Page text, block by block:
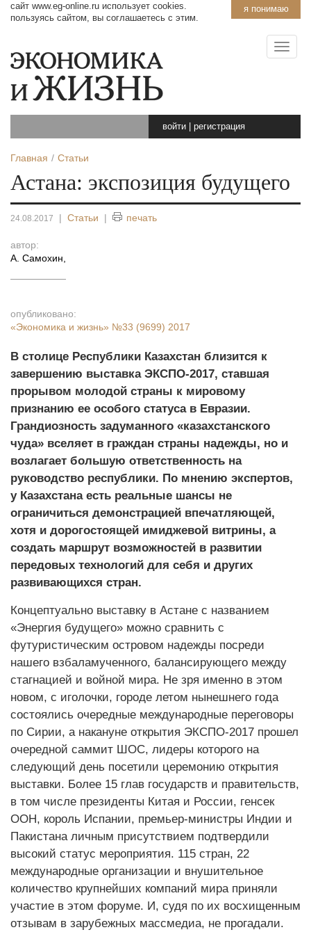
я понимаю
сайт www.eg-online.ru использует cookies.
пользуясь сайтом, вы соглашаетесь с этим.
войти регистрация
Главная Статьи
Астана: экспозиция будущего
24.08.2017 | Статьи | печать
автор:
А. Самохин
опубликовано:
«Экономика и жизнь» №33 (9699) 2017
В столице Республики Казахстан близится к
завершению выставка ЭКСПО-2017, ставшая
прорывом молодой страны к мировому
признанию ее особого статуса в Евразии.
Грандиозность задуманного «казахстанского
чуда» вселяет в граждан страны надежды, но и
возлагает большую ответственность на
руководство республики. По мнению экспертов,
у Казахстана есть реальные шансы не
ограничиться демонстрацией впечатляющей,
хотя и дорогостоящей имиджевой витрины, а
создать маршрут возможностей в развитии
передовых технологий для себя и других
развивающихся стран.
Концептуально выставку в Астане с названием
«Энергия будущего» можно сравнить с
футуристическим островом надежды посреди
нашего взбаламученного, балансирующего между
стагнацией и войной мира. Не зря именно в этом
новом, с иголочки, городе летом нынешнего года
состоялись очередные международные переговоры
по Сирии, а накануне открытия ЭКСПО-2017 прошел
очередной саммит ШОС, лидеры которого на
следующий день посетили церемонию открытия
выставки. Более 15 глав государств и правительств,
в том числе президенты Китая и России, генсек
ООН, король Испании, премьер-министры Индии и
Пакистана личным присутствием подтвердили
высокий статус мероприятия. 115 стран, 22
международные организации и внушительное
количество крупнейших компаний мира приняли
участие в этом форуме. И, судя по их восхищенным
отзывам в зарубежных массмедиа, не прогадали.